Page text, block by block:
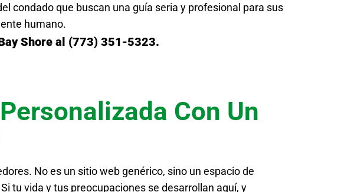
condado que buscan una guía seria y profesional para sus
humano.
Shore al (773) 351-5323.
Con Un
No es un sitio web genérico, sino un espacio de
tu vida y tus preocupaciones se desarrollan aquí, y